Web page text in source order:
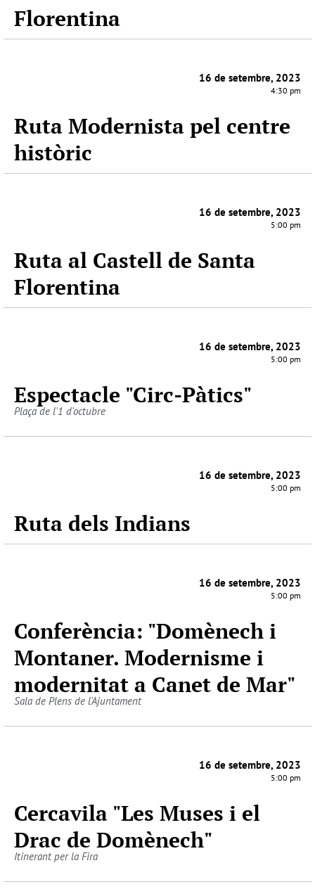
Florentina
16 de setembre, 2023
4:30 pm
Ruta Modernista pel centre
històric
16 de setembre, 2023
5:00 pm
Ruta al Castell de Santa
Florentina
16 de setembre, 2023
5:00 pm
Espectacle "Circ-Pàtics"
Plaça de l'1 d'octubre
16 de setembre, 2023
5:00 pm
Ruta dels Indians
16 de setembre, 2023
5:00 pm
Conferència: "Domènech i
Montaner. Modernisme i
modernitat a Canet de Mar"
Sala de Plens de l'Ajuntament
16 de setembre, 2023
5:00 pm
Cercavila "Les Muses i el
Drac de Domènech"
Itinerant per la Fira